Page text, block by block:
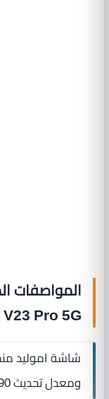
V23 Pro 5G
ومعدل تحديث 90 هرتز ودعم ميزة HDR10+.